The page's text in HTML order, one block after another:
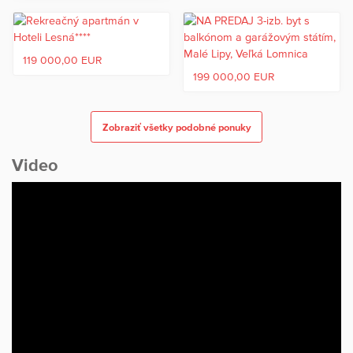
náklady cca 135,-€/mesiac.
V prípade záujmu o financovanie nehnuteľnosti prostredníctvom
úveru vám tento vieme zabezpečiť vo výške 80% z ceny.
Kontakt : 0903950350
119 000,00 EUR
199 000,00 EUR
Zobraziť všetky podobné ponuky
Video